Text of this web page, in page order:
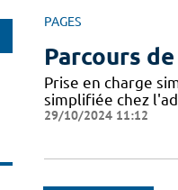
PAGES
Parcours
Prise en charge
simplifiée chez
29/10/2024 11:12